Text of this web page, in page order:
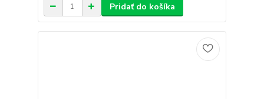
Pridať do košíka